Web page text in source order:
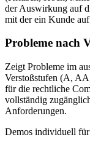
der Auswirkung auf
mit der ein Kunde
Probleme nach
Zeigt Probleme im
Verstoßstufen (A,
für die rechtliche
vollständig
Anforderungen.
Demos individuell